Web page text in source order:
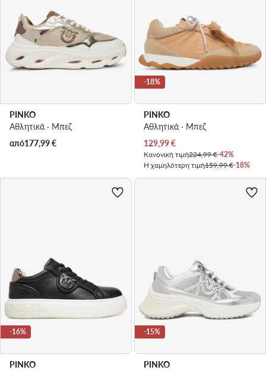
PINKO
Αθλητικά · Μπεζ
από177,99€
-18%
PINKO
Αθλητικά · Μπεζ
Τρέχουσα τιμή
129,99€
Κανονική τιμή224,99 €-42%
Η χαμηλότερη τιμή159,99 €-18%
-16%
PINKO
-15%
PINKO